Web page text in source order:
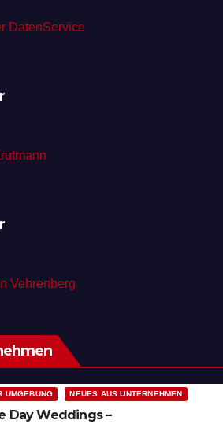
UMGEBUNG NEUES AUS UNTERNEHMEN
Day Weddings –